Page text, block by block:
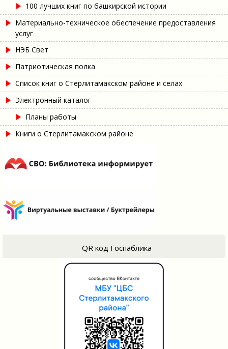
100 лучших книг по башкирской истории
Материально-техническое обеспечение предоставления
услуг
НЭБ Свет
Патриотическая полка
Список книг о Стерлитамакском районе и селах
Электронный каталог
Планы работы
Книги о Стерлитамакском районе
QR код Госпаблика